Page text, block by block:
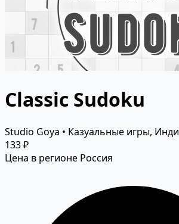
Classic Sudoku
Studio Goya • Казуальные игры, Инди
133 ₽
Цена в регионе Россия